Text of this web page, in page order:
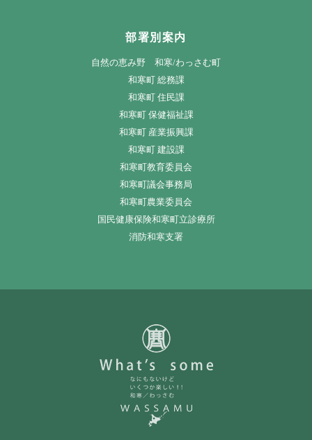
部署別案内
自然の恵み野 和寒/わっさむ町
和寒町 総務課
和寒町 住民課
和寒町 保健福祉課
和寒町 産業振興課
和寒町 建設課
和寒町教育委員会
和寒町議会事務局
和寒町農業委員会
国民健康保険和寒町立診療所
消防和寒支署